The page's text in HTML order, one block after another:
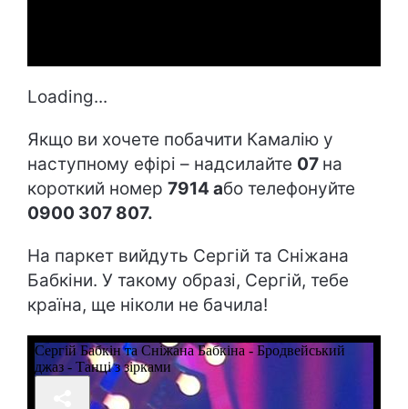
Loading...
Якщо ви хочете побачити Камалію у
наступному ефірі – надсилайте 07 на
короткий номер 7914 або телефонуйте
0900 307 807.
На паркет вийдуть Сергій та Сніжана
Бабкіни. У такому образі, Сергій, тебе
країна, ще ніколи не бачила!